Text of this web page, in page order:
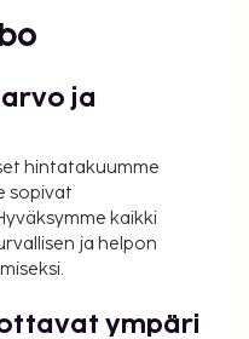
ja
hintatakuumme
sopivat
kaikki
ja helpon
ympäri